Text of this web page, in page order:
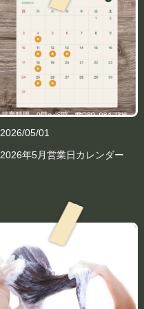
2026/05/01
2026年5月営業日カレンダー